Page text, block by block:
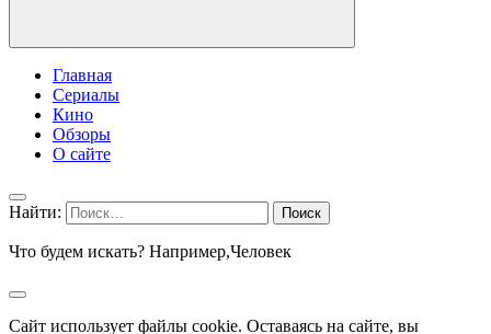
Главная
Сериалы
Кино
Обзоры
О сайте
Найти:
Что будем искать? Например,Человек
Сайт использует файлы cookie. Оставаясь на сайте, вы